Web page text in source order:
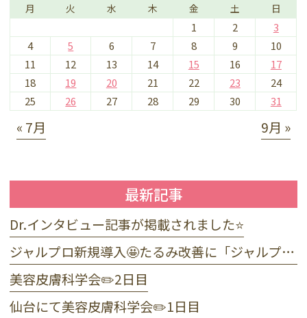
月 火 水 木 金 土 日
1 2
3
4
5 6 7 8 9
10
11
12 13 14 15 16
17
18
19 20 21 22 23
24
25
26 27 28 29 30 31
« 7月 9月 »
最新記事
Dr.インタビュー記事が掲載されました⭐️
ジャルプロ新規導入🤩たるみ改善に「ジャルプロ・スーパーハイドロ」💉目元のくま・小じわに「ジャルプロヤングアイ」👀
美容皮膚科学会✏️2日目
仙台にて美容皮膚科学会✏️1日目